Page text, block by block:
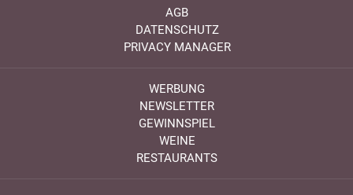
AGB
DATENSCHUTZ
PRIVACY MANAGER
WERBUNG
NEWSLETTER
GEWINNSPIEL
WEINE
RESTAURANTS